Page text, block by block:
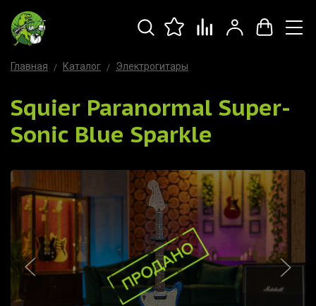
Главная Каталог Электрогитары
Squier Paranormal Super-
Sonic Blue Sparkle